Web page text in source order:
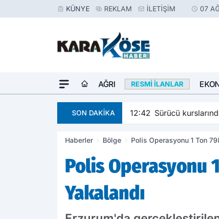
KÜNYE REKLAM İLETIŞIM 07
AĞRI RESMI İLANLAR
SON DAKİKA 12:42 Sürücü
Haberler Bölge Polis Operasyonu 1 Ton
Polis Operasyonu
Yakalandı